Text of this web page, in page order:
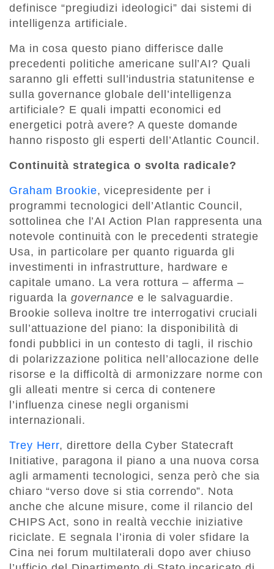
definisce “pregiudizi ideologici” dai sistemi di
intelligenza artificiale.
Ma in cosa questo piano differisce dalle
precedenti politiche americane sull’AI? Quali
saranno gli effetti sull’industria statunitense e
sulla governance globale dell’intelligenza
artificiale? E quali impatti economici ed
energetici potrà avere? A queste domande
hanno risposto gli esperti dell’Atlantic Council.
Continuità strategica o svolta radicale?
Graham Brookie, vicepresidente per i
programmi tecnologici dell’Atlantic Council,
sottolinea che l’AI Action Plan rappresenta una
notevole continuità con le precedenti strategie
Usa, in particolare per quanto riguarda gli
investimenti in infrastrutture, hardware e
capitale umano. La vera rottura – afferma –
riguarda la governance e le salvaguardie.
Brookie solleva inoltre tre interrogativi cruciali
sull’attuazione del piano: la disponibilità di
fondi pubblici in un contesto di tagli, il rischio
di polarizzazione politica nell’allocazione delle
risorse e la difficoltà di armonizzare norme con
gli alleati mentre si cerca di contenere
l’influenza cinese negli organismi
internazionali.
Trey Herr, direttore della Cyber Statecraft
Initiative, paragona il piano a una nuova corsa
agli armamenti tecnologici, senza però che sia
chiaro “verso dove si stia correndo”. Nota
anche che alcune misure, come il rilancio del
CHIPS Act, sono in realtà vecchie iniziative
riciclate. E segnala l’ironia di voler sfidare la
Cina nei forum multilaterali dopo aver chiuso